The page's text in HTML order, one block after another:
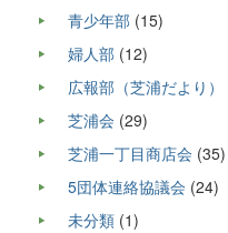
青少年部 (15)
婦人部 (12)
広報部（芝浦だより）
芝浦会 (29)
芝浦一丁目商店会 (35)
5団体連絡協議会 (24)
未分類 (1)